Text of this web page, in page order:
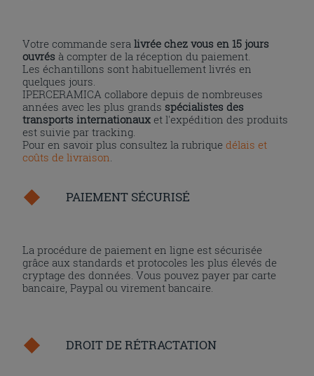
Votre commande seralivrée chez vous en 15 jours
ouvrés à compter de la réception du paiement.
Les échantillons sont habituellement livrés en
quelques jours.
IPERCERAMICA collabore depuis de nombreuses
années avec les plus grands spécialistes des
transports internationaux et l'expédition des produits
est suivie par tracking.
Pour en savoir plus consultez la rubriquedélais et
coûts de livraison.
PAIEMENT SÉCURISÉ
La procédure de paiement en ligne est sécurisée
grâce aux standards et protocoles les plus élevés de
cryptage des données. Vous pouvez payer par carte
bancaire, Paypal ou virement bancaire.
DROIT DE RÉTRACTATION